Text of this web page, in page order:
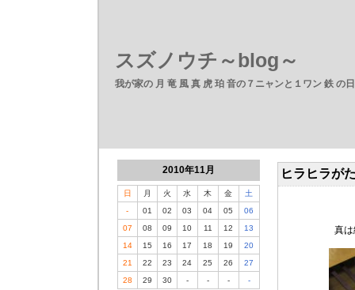
スズノウチ～blog～
我が家の 月 竜 風 真 虎 珀 音の７ニャンと１ワン 鉄 の
2010年11月
日 月 火 水 木 金
土
-
01 02 03 04 05
06
07
08 09 10 11 12
13
14
15 16 17 18 19
20
21
22 23 24 25 26
27
28
29 30 - - - -
ヒラヒラが
真